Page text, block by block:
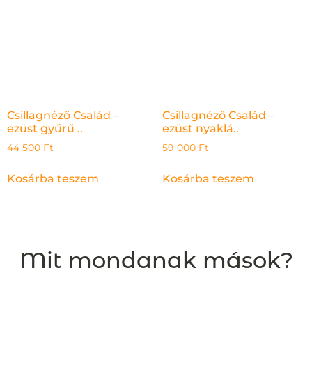
Csillagnéző Család –
ezüst gyűrű ..
44 500 Ft
Kosárba teszem
Csillagnéző Család –
ezüst nyaklá..
59 000 Ft
Kosárba teszem
Mit mondanak mások?